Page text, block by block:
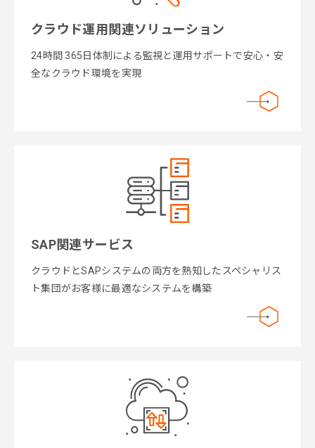
クラウド運用関連ソリューション
24時間 365日体制による監視と運用サポートで安心・安
全なクラウド環境を実現
SAP関連サービス
クラウドとSAPシステムの両方を熟知したスペシャリス
ト集団がお客様に最適なシステムを構築